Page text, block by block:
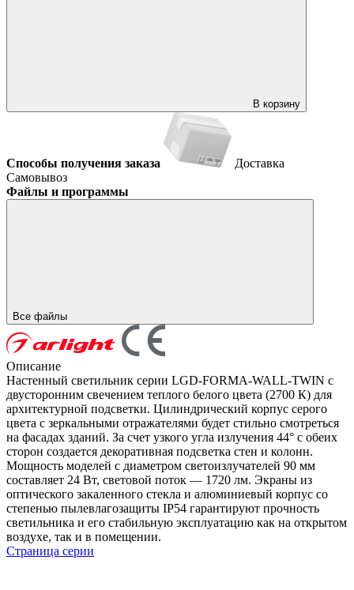
В корзину
Способы получения заказа
Доставка
Самовывоз
Файлы и программы
Все файлы
Описание
Настенный светильник серии LGD-FORMA-WALL-TWIN с
двусторонним свечением теплого белого цвета (2700 К) для
архитектурной подсветки. Цилиндрический корпус серого
цвета с зеркальными отражателями будет стильно смотреться
на фасадах зданий. За счет узкого угла излучения 44° с обеих
сторон создается декоративная подсветка стен и колонн.
Мощность моделей с диаметром светоизлучателей 90 мм
составляет 24 Вт, световой поток — 1720 лм. Экраны из
оптического закаленного стекла и алюминиевый корпус со
степенью пылевлагозащиты IP54 гарантируют прочность
светильника и его стабильную эксплуатацию как на открытом
воздухе, так и в помещении.
Страница серии